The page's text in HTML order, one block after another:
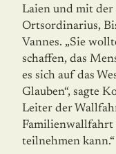
Laien und mit
Ortsordinarius,
Vannes. „Sie
schaffen, das
es sich auf das
Glauben“, sagte
Leiter der
Familienwallfahrt
teilnehmen kann.“